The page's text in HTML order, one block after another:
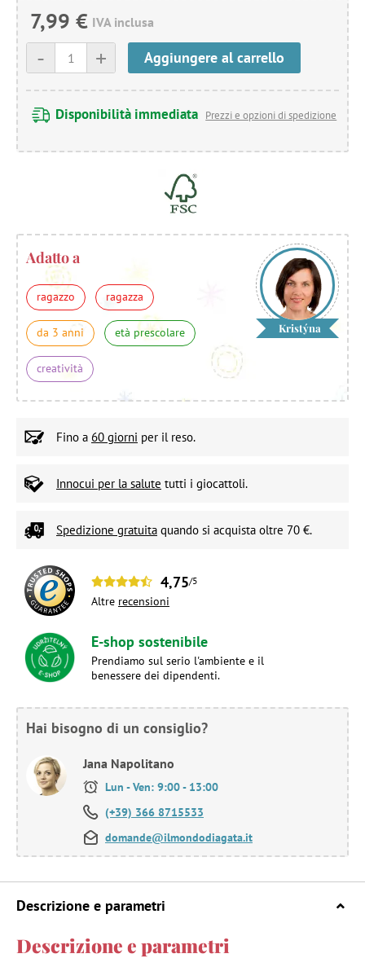
7,99 € IVA inclusa
+
- Aggiungere al carrello
Disponibilità immediata Prezzi e opzioni di spedizione
Adatto a
ragazzo ragazza
da 3 anni età prescolare
creatività
Kristýna
Fino a 60 giorni per il reso.
Innocui per la salute tutti i giocattoli.
Spedizione gratuita quando si acquista oltre 70 €.
4,75/5
Altre recensioni
E-shop sostenibile
Prendiamo sul serio l'ambiente e il
benessere dei dipendenti.
Hai bisogno di un consiglio?
Jana Napolitano
Lun - Ven: 9:00 - 13:00
(+39) 366 8715533
domande@ilmondodiagata.it
Descrizione e parametri
Descrizione e parametri